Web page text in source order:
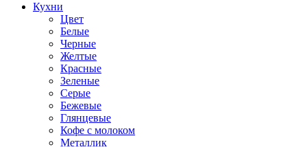
Кухни
Цвет
Белые
Черные
Желтые
Красные
Зеленые
Серые
Бежевые
Глянцевые
Кофе с молоком
Металлик